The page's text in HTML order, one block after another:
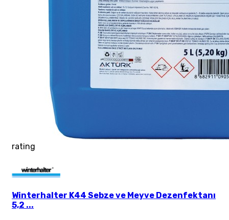
rating
Winterhalter K44 Sebze ve Meyve Dezenfektanı
5,2 ...